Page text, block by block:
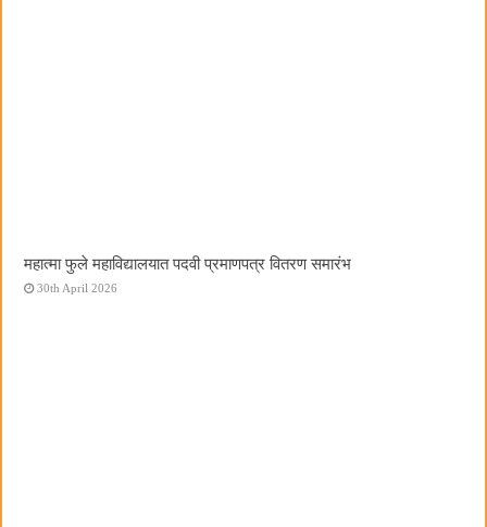
महात्मा फुले महाविद्यालयात पदवी प्रमाणपत्र वितरण समारंभ
30th April 2026